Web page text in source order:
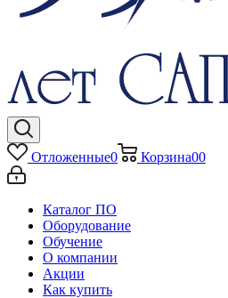
Отложенные0 Корзина00
Каталог ПО
Оборудование
Обучение
О компании
Акции
Как купить